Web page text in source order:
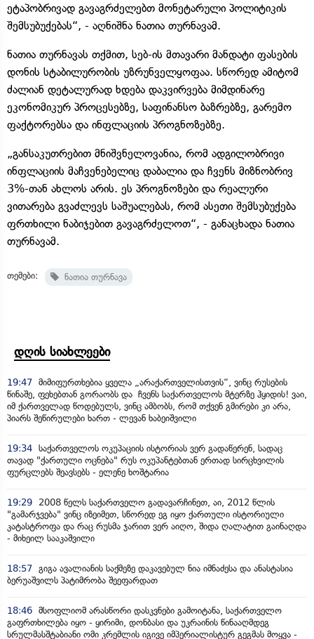
ეტაპობრივად გავაგრძელებთ მონეტარული პოლიტიკის
შემსუბუქებას“, - აღნიშნა ნათია თურნავამ.
ნათია თურნავას თქმით, სებ-ის მთავარი მანდატი ფასების
დონის სტაბილურობის უზრუნველყოფაა. სწორედ ამიტომ
ძალიან დეტალურად ხდება დაკვირვება მიმდინარე
ეკონომიკურ პროცესებზე, საფინანსო ბაზრებზე, გარემო
ფაქტორებსა და ინფლაციის პროგნოზებზე.
„განსაკუთრებით მნიშვნელოვანია, რომ ადგილობრივი
ინფლაციის მაჩვენებელიც დაბალია და ჩვენს მიზნობრივ
3%-თან ახლოს არის. ეს პროგნოზები და რეალური
ვითარება გვაძლევს საშუალებას, რომ ასეთი შემსუბუქება
ფრთხილი ნაბიჯებით გავაგრძელოთ“, - განაცხადა ნათია
თურნავამ.
თემები: ნათია თურნავა
დღის სიახლეები
19:47 მიმიფურთხებია ყველა „არაქართველისთვის“, ვინც რუსების
წინაშე, ფეხებთან გორაობს და ჩვენს საქართველოს მტერზე ჰყიდის! ვაი,
იმ ქართველად წოდებულს, ვინც ამბობს, რომ თქვენ გმირები კი არა,
პიარს შეწირულები ხართ - ლევან ხაბეიშვილი
19:34 საქართველოს ოკუპაციის ისტორიას ვერ გადაწერენ, სადაც
თავად "ქართული ოცნება" რუს ოკუპანტებთან ერთად სირცხვილის
ფურცლებს შეავსებს - ელენე ხოშტარია
19:29
2008 წელს საქართველო გადავარჩინეთ, აი, 2012 წლის
"გამარჯვება" ვინც იზეიმეთ, სწორედ ეგ იყო ქართული ისტორიული
კატასტროფა და რაც რუსმა ჯარით ვერ აიღო, შიდა ღალატით გაინაღდა
- მიხეილ სააკაშვილი
18:57 გიგა ავალიანის საქმეზე დაკავებულ ნია იმნაძესა და ანასტასია
ბერუაშვილს პატიმრობა შეეფარდათ
18:46 მსოფლიომ არასწორი დასკვნები გამოიტანა, საქართველო
გაფრთხილება იყო - ყირიმი, დონბასი და უკრაინის წინააღმდეგ
სრულმასშტაბიანი ომი კრემლის იგივე იმპერიალისტურ გეგმას მოყვა -